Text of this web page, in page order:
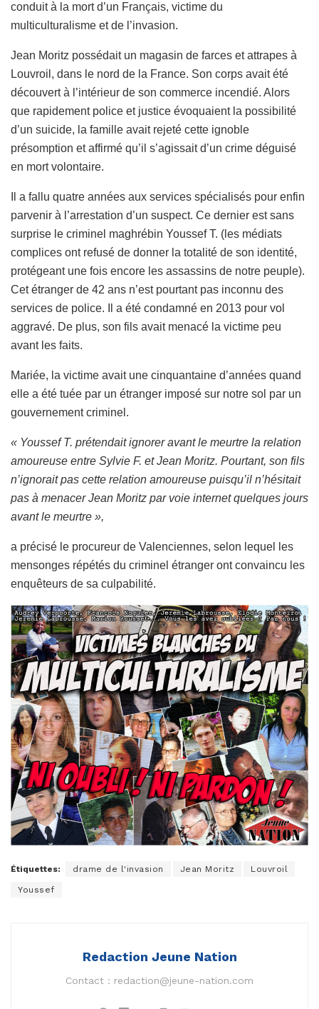
conduit à la mort d’un Français, victime du
multiculturalisme et de l’invasion.
Jean Moritz possédait un magasin de farces et attrapes à
Louvroil, dans le nord de la France. Son corps avait été
découvert à l’intérieur de son commerce incendié. Alors
que rapidement police et justice évoquaient la possibilité
d’un suicide, la famille avait rejeté cette ignoble
présomption et affirmé qu’il s’agissait d’un crime déguisé
en mort volontaire.
Il a fallu quatre années aux services spécialisés pour enfin
parvenir à l’arrestation d’un suspect. Ce dernier est sans
surprise le criminel maghrébin Youssef T. (les médiats
complices ont refusé de donner la totalité de son identité,
protégeant une fois encore les assassins de notre peuple).
Cet étranger de 42 ans n’est pourtant pas inconnu des
services de police. Il a été condamné en 2013 pour vol
aggravé. De plus, son fils avait menacé la victime peu
avant les faits.
Mariée, la victime avait une cinquantaine d’années quand
elle a été tuée par un étranger imposé sur notre sol par un
gouvernement criminel.
« Youssef T. prétendait ignorer avant le meurtre la relation
amoureuse entre Sylvie F. et Jean Moritz. Pourtant, son fils
n’ignorait pas cette relation amoureuse puisqu’il n’hésitait
pas à menacer Jean Moritz par voie internet quelques jours
avant le meurtre »,
a précisé le procureur de Valenciennes, selon lequel les
mensonges répétés du criminel étranger ont convaincu les
enquêteurs de sa culpabilité.
Étiquettes: drame de l'invasion Jean Moritz Louvroil
Youssef
Redaction Jeune Nation
Contact : redaction@jeune-nation.com